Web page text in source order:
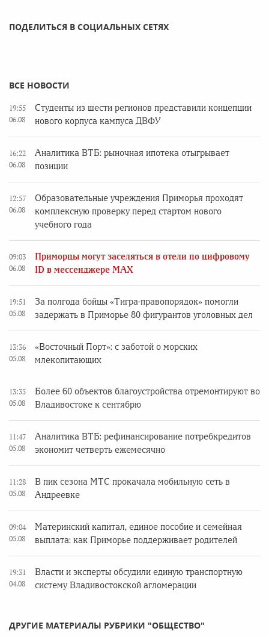
ПОДЕЛИТЬСЯ В СОЦИАЛЬНЫХ СЕТЯХ
ВСЕ НОВОСТИ
19:55
06.08
Студенты из шести регионов представили концепции
нового корпуса кампуса ДВФУ
16:22
06.08
Аналитика ВТБ: рыночная ипотека отыгрывает
позиции
12:57
06.08
Образовательные учреждения Приморья проходят
комплексную проверку перед стартом нового
учебного года
09:03
06.08
Приморцы могут заселяться в отели по цифровому
ID в мессенджере MAX
19:51
05.08
За полгода бойцы «Тигра-правопорядок» помогли
задержать в Приморье 80 фигурантов уголовных дел
13:36
05.08
«Восточный Порт»: с заботой о морских
млекопитающих
13:35
05.08
Более 60 объектов благоустройства отремонтируют во
Владивостоке к сентябрю
11:47
05.08
Аналитика ВТБ: рефинансирование потребкредитов
экономит четверть ежемесячно
11:28
05.08
В пик сезона МТС прокачала мобильную сеть в
Андреевке
09:04
05.08
Материнский капитал, единое пособие и семейная
выплата: как Приморье поддерживает родителей
19:31
04.08
Власти и эксперты обсудили единую транспортную
систему Владивостокской агломерации
ДРУГИЕ МАТЕРИАЛЫ РУБРИКИ "ОБЩЕСТВО"